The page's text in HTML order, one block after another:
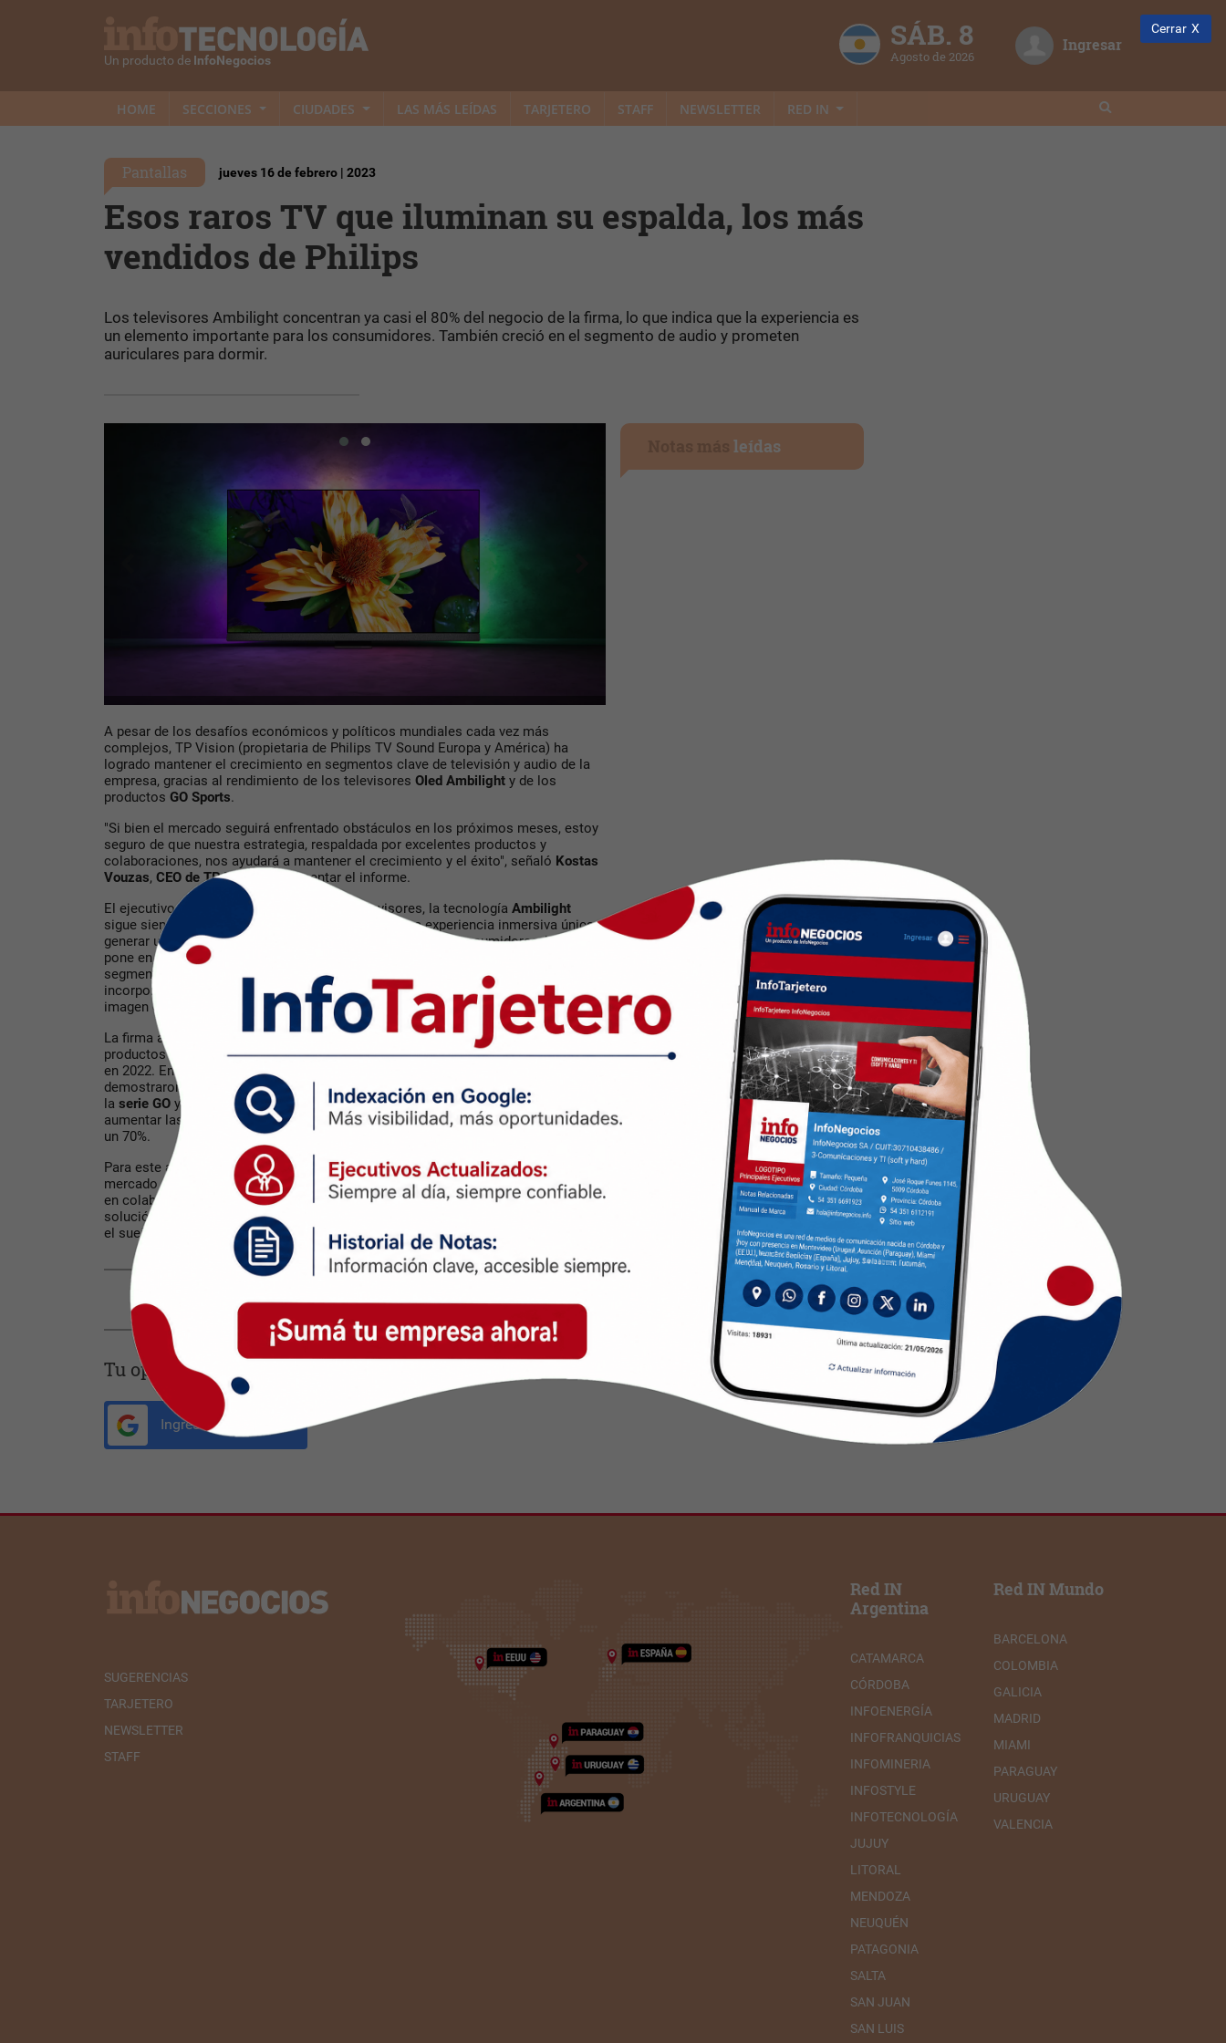
Un producto de InfoNegocios
SÁB. 8
Agosto de 2026
Ingresar
HOME SECCIONES CIUDADES LAS MÁS LEÍDAS TARJETERO STAFF NEWSLETTER RED IN
Pantallas jueves 16 de febrero | 2023
Esos raros TV que iluminan su espalda, los más
vendidos de Philips
Los televisores Ambilight concentran ya casi el 80% del negocio de la firma, lo que indica que la experiencia es
un elemento importante para los consumidores. También creció en el segmento de audio y prometen
auriculares para dormir.
A pesar de los desafíos económicos y políticos mundiales cada vez más
complejos, TP Vision (propietaria de Philips TV Sound Europa y América) ha
logrado mantener el crecimiento en segmentos clave de televisión y audio de la
empresa, gracias al rendimiento de los televisores Oled Ambilight y de los
productos GO Sports.
"Si bien el mercado seguirá enfrentado obstáculos en los próximos meses, estoy
seguro de que nuestra estrategia, respaldada por excelentes productos y
colaboraciones, nos ayudará a mantener el crecimiento y el éxito", señaló Kostas
Vouzas, CEO de TP Vision
, al presentar el informe.
El ejecutivo reveló que en el mercado de televisores, la tecnología Ambilight
sigue siendo el factor diferenciador, "por brindar una experiencia inmersiva única y
generar una respuesta excepcionalmente positiva en los consumidores, lo que
pone en evidencia por qué estos televisores se consideran, a menudo, un
segmento por sí solos". Esta familia de TV además de contar con
incorporan luces led en su parte posterior que brindan la sensación de ampliar la
imagen en la pared.
La firma anunció además que logró un interesante crecimiento del 12% en
productos de audio, que incluyó un aumento del 22% en las ventas de auriculares
en 2022. En este rubro los esfuerzos destinados al segmento de deportes
demostraron ser un éxito entre los consumidores en 2022, con los auriculares de
la serie GO y los parlantes inalámbricos portátiles, que se combinaron para
aumentar las ventas en más de
un 70%.
Para este año anunciaron la participación de la marca en un nuevo segmento del
mercado con el lanzamiento de los primeros auriculares
Philips Sleep , diseñados
en colaboración con los científicos del sueño de Kokoon . Prometen brindar una
solución efectiva a quienes sufren problemas para dormir, al ayudarlos a conciliar
el sueño y al mismo tiempo, protegerlos de las molestias externas.
Compartir con tus amigos de
Tu opinión enriquece este artículo:
Ingresar con Google
leídas
SUGERENCIAS
TARJETERO
NEWSLETTER
STAFF
Red IN
Argentina
CATAMARCA
CÓRDOBA
INFOENERGÍA
INFOFRANQUICIAS
INFOMINERIA
INFOSTYLE
INFOTECNOLOGÍA
JUJUY
LITORAL
MENDOZA
NEUQUÉN
PATAGONIA
SALTA
SAN JUAN
SAN LUIS
Red IN Mundo
BARCELONA
COLOMBIA
GALICIA
MADRID
MIAMI
PARAGUAY
URUGUAY
VALENCIA
Cerrar